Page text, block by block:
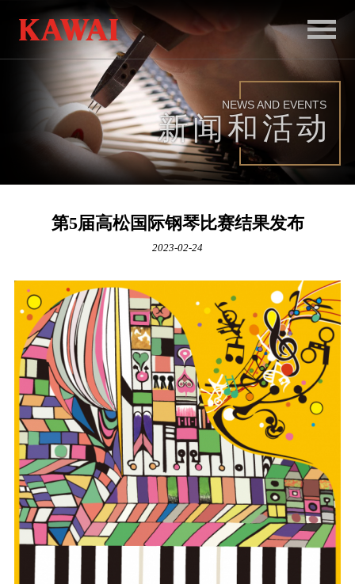
首
页
活
NEWS AND EVENTS
新闻和活动
第5届高松国际钢琴比赛结果发布
2023-02-24